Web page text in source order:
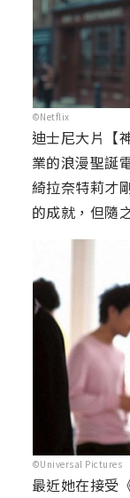
©Netflix
迪士尼大片【
業的浪漫聖誕
綺拉奈特莉才
的成就，但隨
©Universal Pictures
最近她在接受